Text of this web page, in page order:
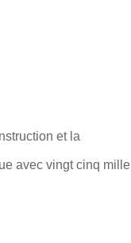
et la
avec vingt cinq mille